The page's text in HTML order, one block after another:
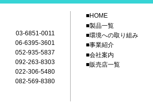
03-6851-0011
06-6395-3601
052-935-5837
092-263-8303
022-306-5480
082-569-8380
■HOME
■製品一覧
■環境への取り組み
■事業紹介
■会社案内
■販売店一覧